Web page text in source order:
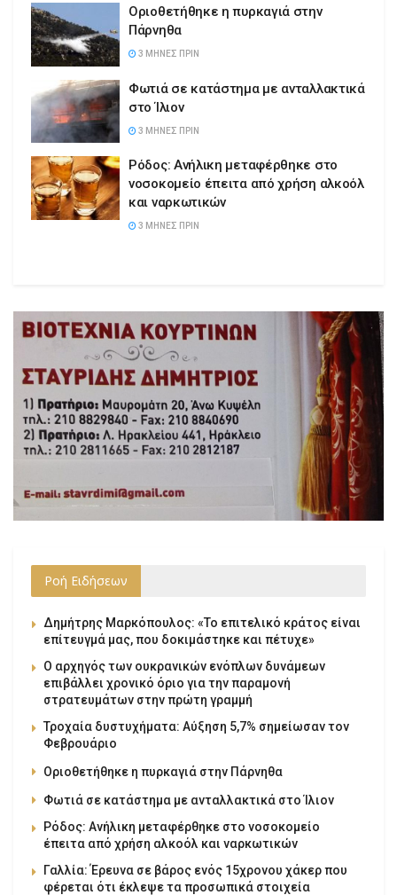
Οριοθετήθηκε η πυρκαγιά στην
Πάρνηθα
3 ΜΉΝΕΣ ΠΡΙΝ
Φωτιά σε κατάστημα με ανταλλακτικά
στο Ίλιον
3 ΜΉΝΕΣ ΠΡΙΝ
Ρόδος: Ανήλικη μεταφέρθηκε στο
νοσοκομείο έπειτα από χρήση αλκοόλ
και ναρκωτικών
3 ΜΉΝΕΣ ΠΡΙΝ
Ροή Ειδήσεων
Δημήτρης Μαρκόπουλος: «Το επιτελικό κράτος είναι
επίτευγμά μας, που δοκιμάστηκε και πέτυχε»
Ο αρχηγός των ουκρανικών ενόπλων δυνάμεων
επιβάλλει χρονικό όριο για την παραμονή
στρατευμάτων στην πρώτη γραμμή
Τροχαία δυστυχήματα: Αύξηση 5,7% σημείωσαν τον
Φεβρουάριο
Οριοθετήθηκε η πυρκαγιά στην Πάρνηθα
Φωτιά σε κατάστημα με ανταλλακτικά στο Ίλιον
Ρόδος: Ανήλικη μεταφέρθηκε στο νοσοκομείο
έπειτα από χρήση αλκοόλ και ναρκωτικών
Γαλλία: Έρευνα σε βάρος ενός 15χρονου χάκερ που
φέρεται ότι έκλεψε τα προσωπικά στοιχεία